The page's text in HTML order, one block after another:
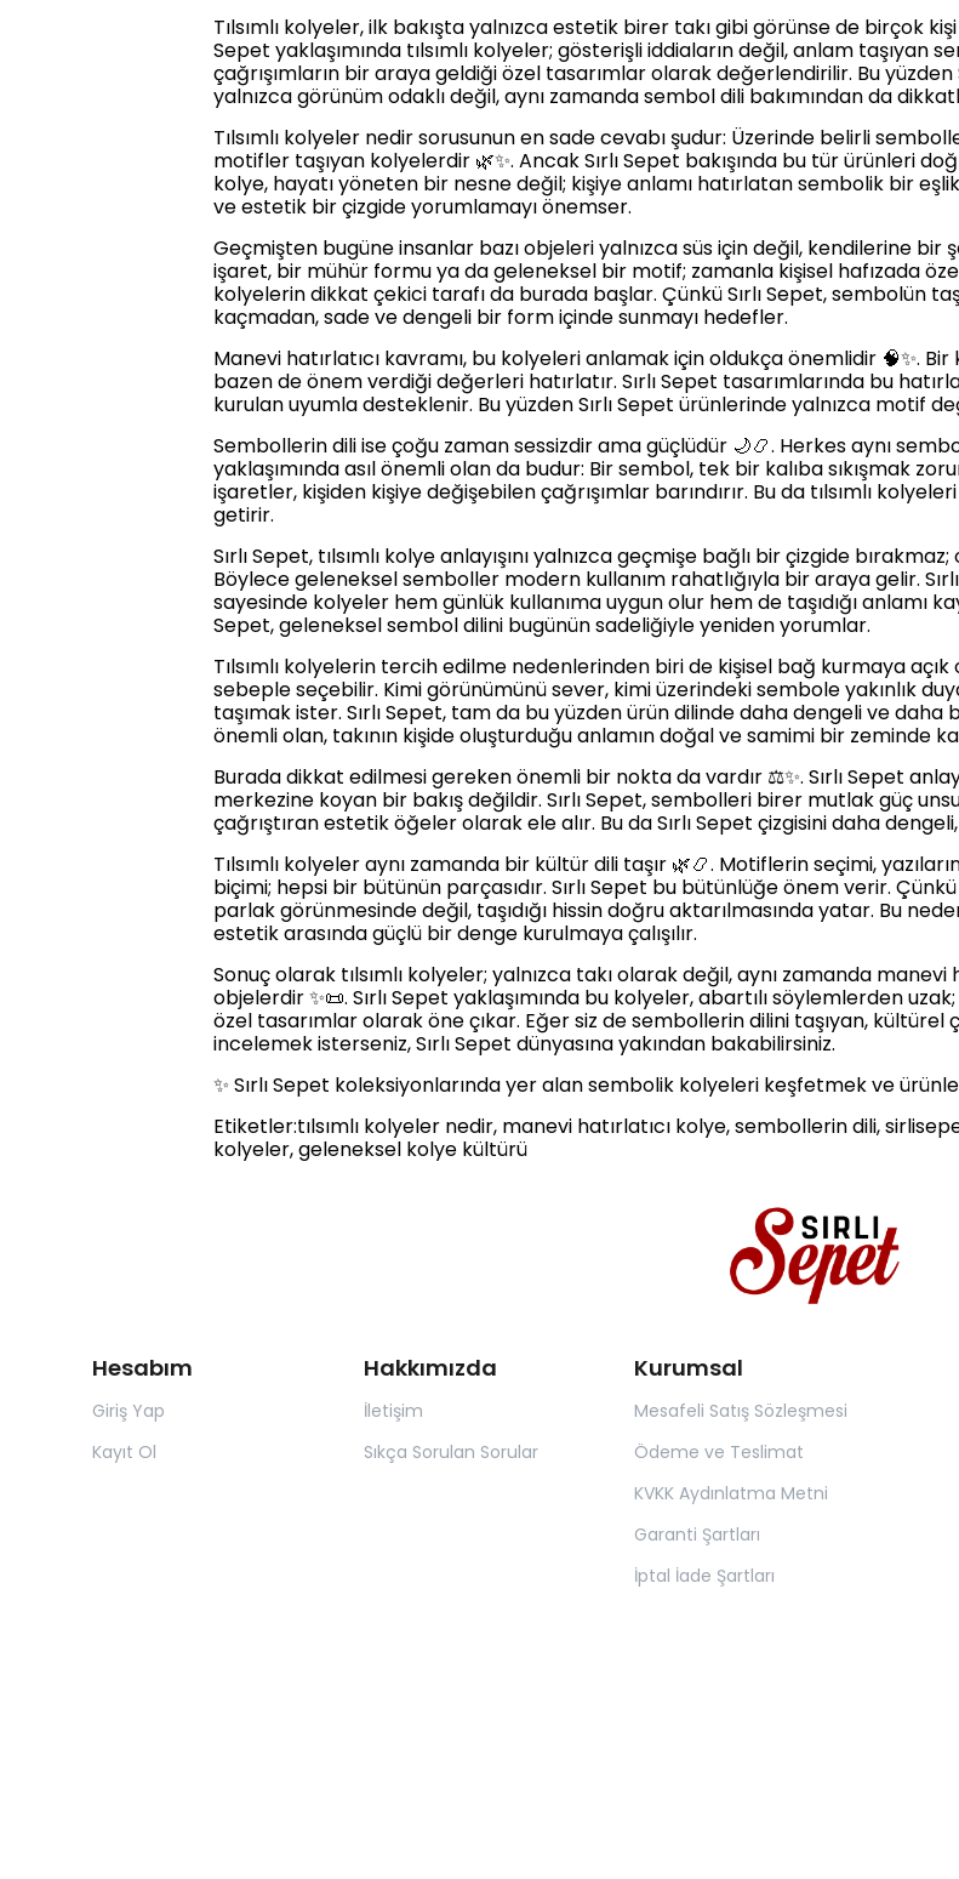
Tılsımlı kolyeler, ilk bakışta yalnızca estetik birer takı gibi görünse de birçok
Sepet yaklaşımında tılsımlı kolyeler; gösterişli iddiaların değil, anlam taşıyan
çağrışımların bir araya geldiği özel tasarımlar olarak değerlendirilir. Bu
yalnızca görünüm odaklı değil, aynı zamanda sembol dili bakımından da
Tılsımlı kolyeler nedir sorusunun en sade cevabı şudur: Üzerinde belirli
motifler taşıyan kolyelerdir 🌿✨. Ancak Sırlı Sepet bakışında bu tür ürünleri
kolye, hayatı yöneten bir nesne değil; kişiye anlamı hatırlatan sembolik bir
ve estetik bir çizgide yorumlamayı önemser.
Geçmişten bugüne insanlar bazı objeleri yalnızca süs için değil, kendilerine bir
işaret, bir mühür formu ya da geleneksel bir motif; zamanla kişisel hafızada özel
kolyelerin dikkat çekici tarafı da burada başlar. Çünkü Sırlı Sepet, sembolün
kaçmadan, sade ve dengeli bir form içinde sunmayı hedefler.
Manevi hatırlatıcı kavramı, bu kolyeleri anlamak için oldukça önemlidir 🧠✨.
bazen de önem verdiği değerleri hatırlatır. Sırlı Sepet tasarımlarında bu
kurulan uyumla desteklenir. Bu yüzden Sırlı Sepet ürünlerinde yalnızca motif
Sembollerin dili ise çoğu zaman sessizdir ama güçlüdür 🌙📿. Herkes aynı
yaklaşımında asıl önemli olan da budur: Bir sembol, tek bir kalıba sıkışmak
işaretler, kişiden kişiye değişebilen çağrışımlar barındırır. Bu da tılsımlı
getirir.
Sırlı Sepet, tılsımlı kolye anlayışını yalnızca geçmişe bağlı bir çizgide
Böylece geleneksel semboller modern kullanım rahatlığıyla bir araya gelir.
sayesinde kolyeler hem günlük kullanıma uygun olur hem de taşıdığı anlamı
Sepet, geleneksel sembol dilini bugünün sadeliğiyle yeniden yorumlar.
Tılsımlı kolyelerin tercih edilme nedenlerinden biri de kişisel bağ kurmaya açık
sebeple seçebilir. Kimi görünümünü sever, kimi üzerindeki sembole yakınlık
taşımak ister. Sırlı Sepet, tam da bu yüzden ürün dilinde daha dengeli ve daha
önemli olan, takının kişide oluşturduğu anlamın doğal ve samimi bir zeminde
Burada dikkat edilmesi gereken önemli bir nokta da vardır ⚖️✨. Sırlı Sepet
merkezine koyan bir bakış değildir. Sırlı Sepet, sembolleri birer mutlak güç
çağrıştıran estetik öğeler olarak ele alır. Bu da Sırlı Sepet çizgisini daha
Tılsımlı kolyeler aynı zamanda bir kültür dili taşır 🌿📿. Motiflerin seçimi,
biçimi; hepsi bir bütünün parçasıdır. Sırlı Sepet bu bütünlüğe önem verir.
parlak görünmesinde değil, taşıdığı hissin doğru aktarılmasında yatar. Bu
estetik arasında güçlü bir denge kurulmaya çalışılır.
Sonuç olarak tılsımlı kolyeler; yalnızca takı olarak değil, aynı zamanda
objelerdir ✨📜. Sırlı Sepet yaklaşımında bu kolyeler, abartılı söylemlerden
özel tasarımlar olarak öne çıkar. Eğer siz de sembollerin dilini taşıyan, kültürel
incelemek isterseniz, Sırlı Sepet dünyasına yakından bakabilirsiniz.
✨ Sırlı Sepet koleksiyonlarında yer alan sembolik kolyeleri keşfetmek ve
Etiketler:tılsımlı kolyeler nedir, manevi hatırlatıcı kolye, sembollerin dili,
kolyeler, geleneksel kolye kültürü
Hesabım
Giriş Yap
Kayıt Ol
Hakkımızda
İletişim
Sıkça Sorulan Sorular
Kurumsal
Mesafeli Satış Sözleşmesi
Ödeme ve Teslimat
KVKK Aydınlatma Metni
Garanti Şartları
İptal İade Şartları